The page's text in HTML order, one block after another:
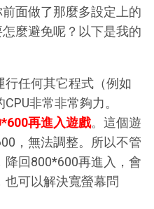
面做了那麼多設定上的
麼避免呢？以下是我的
任何其它程式（例如
非常非常夠力。
再進入遊戲。這個遊
，無法調整。所以不管
降回800*600再進入，會
可以解決寬螢幕問